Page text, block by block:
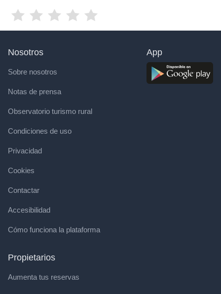
Nosotros
Sobre nosotros
Notas de prensa
Observatorio turismo rural
Condiciones de uso
Privacidad
Cookies
Contactar
Accesibilidad
Cómo funciona la plataforma
Propietarios
Aumenta tus reservas
App